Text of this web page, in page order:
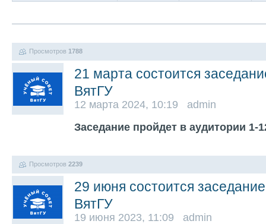
Просмотров 1788
21 марта состоится
ВятГУ
12 марта 2024, 10:19 admin
Заседание пройдет в аудитории 1-
Просмотров 2239
29 июня состоится
ВятГУ
19 июня 2023, 11:09 admin